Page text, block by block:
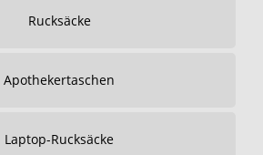
Rucksäcke
Apothekertaschen
Laptop-Rucksäcke